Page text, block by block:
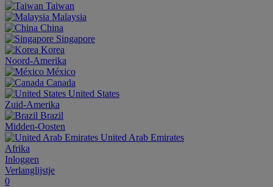
Taiwan
Malaysia
China
Singapore
Korea
Noord-Amerika
México
Canada
United States
Zuid-Amerika
Brazil
Midden-Oosten
United Arab Emirates
Afrika
Inloggen
Verlanglijstje
0